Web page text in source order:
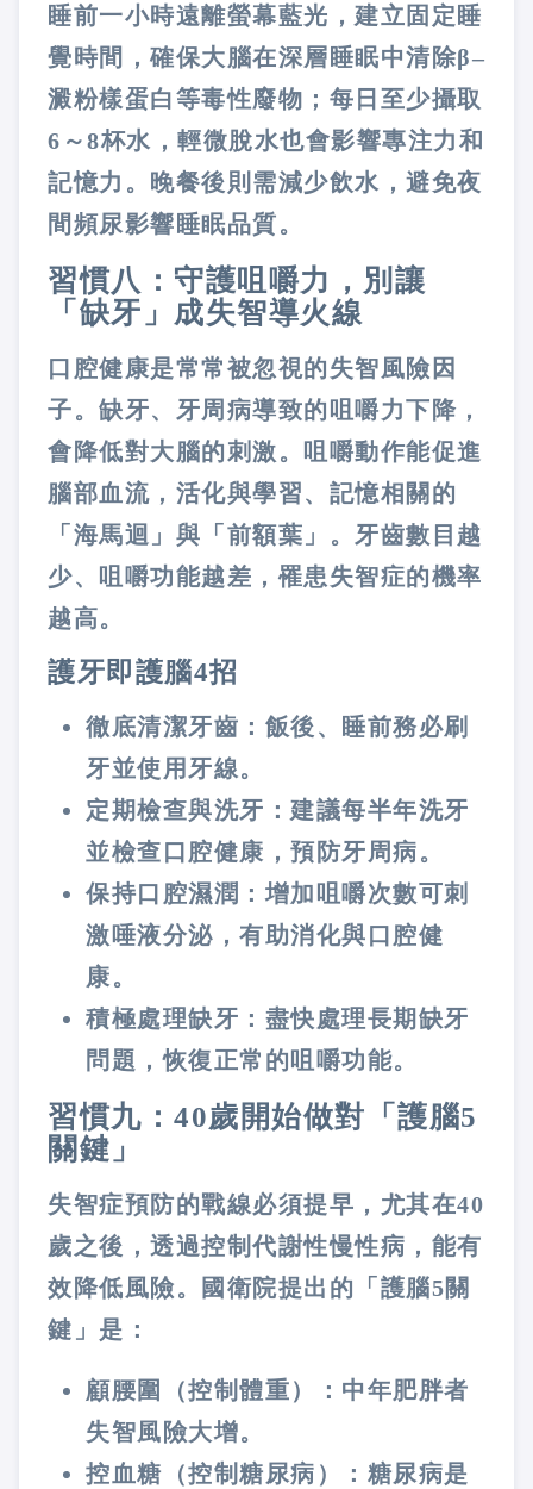
睡前一小時遠離螢幕藍光，建立固定睡
覺時間，確保大腦在深層睡眠中清除β–
澱粉樣蛋白等毒性廢物；每日至少攝取
6～8杯水，輕微脫水也會影響專注力和
記憶力。晚餐後則需減少飲水，避免夜
間頻尿影響睡眠品質。
習慣八：守護咀嚼力，別讓
「缺牙」成失智導火線
口腔健康是常常被忽視的失智風險因
子。缺牙、牙周病導致的咀嚼力下降，
會降低對大腦的刺激。咀嚼動作能促進
腦部血流，活化與學習、記憶相關的
「海馬迴」與「前額葉」。牙齒數目越
少、咀嚼功能越差，罹患失智症的機率
越高。
護牙即護腦4招
徹底清潔牙齒： 飯後、睡前務必刷
牙並使用牙線。
定期檢查與洗牙： 建議每半年洗牙
並檢查口腔健康，預防牙周病。
保持口腔濕潤：增加咀嚼次數可刺
激唾液分泌，有助消化與口腔健
康。
積極處理缺牙： 盡快處理長期缺牙
問題，恢復正常的咀嚼功能。
習慣九：40歲開始做對「護腦5
關鍵」
失智症預防的戰線必須提早，尤其在40
歲之後，透過控制代謝性慢性病，能有
效降低風險。國衛院提出的「護腦5關
鍵」是：
顧腰圍（控制體重）：中年肥胖者
失智風險大增。
控血糖（控制糖尿病）：糖尿病是